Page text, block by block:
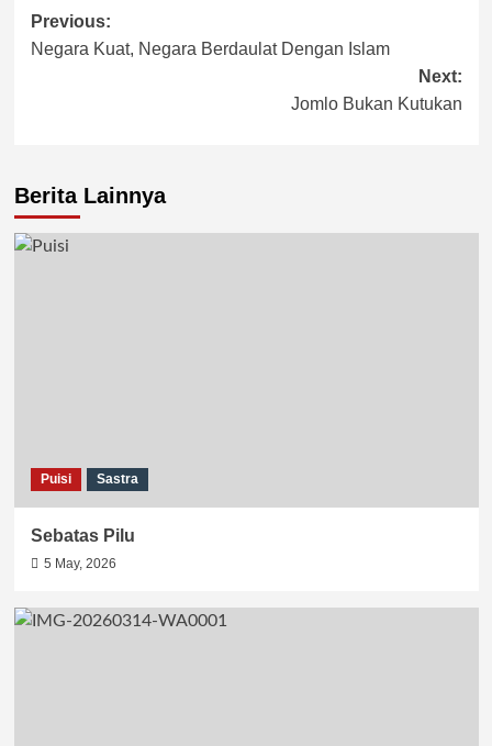
Post
navigation
Previous:
Negara Kuat, Negara Berdaulat Dengan Islam
Next:
Jomlo Bukan Kutukan
Berita Lainnya
Puisi Sastra
Sebatas Pilu
5 May, 2026